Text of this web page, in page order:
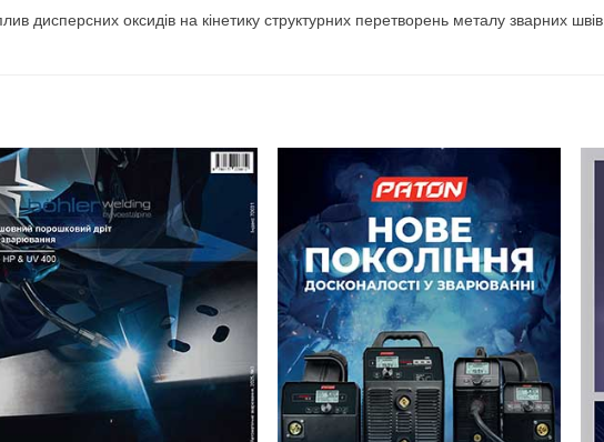
дисперсних оксидів на кінетику структурних перетворень металу зварних швів.